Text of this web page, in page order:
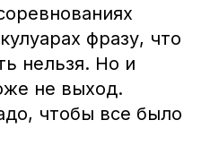
фразу, что
нельзя. Но и
не выход.
чтобы все было